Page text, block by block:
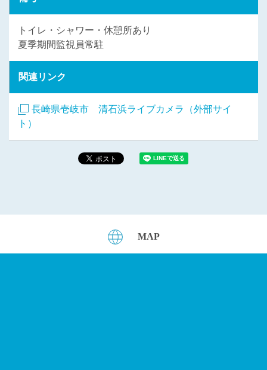
トイレ・シャワー・休憩所あり
夏季期間監視員常駐
関連リンク
長崎県壱岐市 清石浜ライブカメラ（外部サイ
ト）
MAP